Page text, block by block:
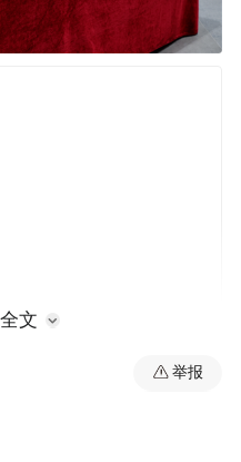
涉及生命科学类、
实验项目，包括9种
文
举报